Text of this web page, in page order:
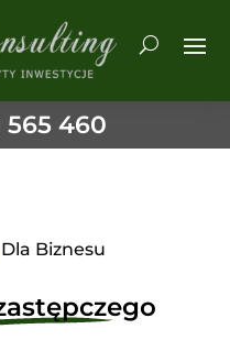
565 460
Dla Biznesu